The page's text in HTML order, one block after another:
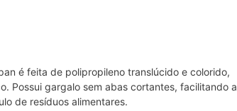
é feita de polipropileno translúcido e colorido,
Possui gargalo sem abas cortantes, facilitando a
de resíduos alimentares.